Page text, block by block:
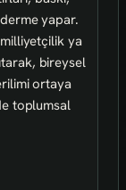
yapar.
ya
bireysel
ortaya
toplumsal